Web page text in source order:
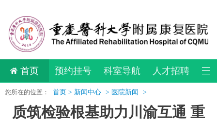
首页 预约挂号 科室导航 人才招聘
您所在的位置： 首页 > 新闻中心 > 医院新闻 >
质筑检验根基助力川渝互通 重